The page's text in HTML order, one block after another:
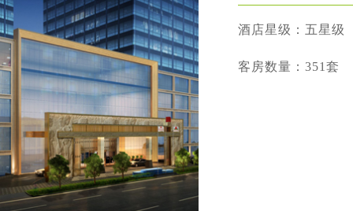
酒店星级：五星级
客房数量：351套